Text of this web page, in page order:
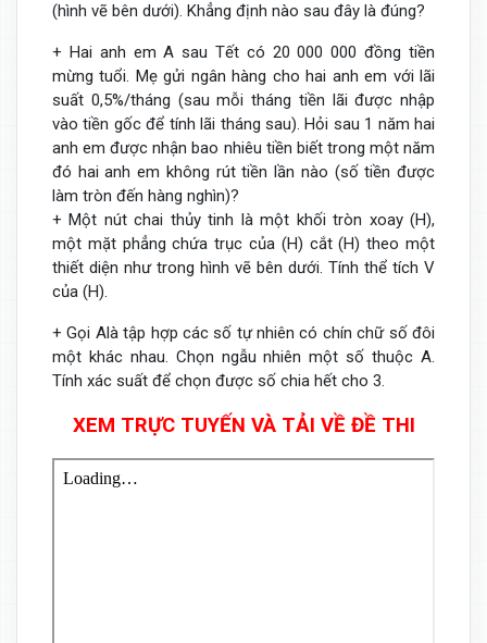
(hình vẽ bên dưới). Khẳng định nào sau đây là đúng?
+ Hai anh em A sau Tết có 20 000 000 đồng tiền
mừng tuổi. Mẹ gửi ngân hàng cho hai anh em với lãi
suất 0,5%/tháng (sau mỗi tháng tiền lãi được nhập
vào tiền gốc để tính lãi tháng sau). Hỏi sau 1 năm hai
anh em được nhận bao nhiêu tiền biết trong một năm
đó hai anh em không rút tiền lần nào (số tiền được
làm tròn đến hàng nghìn)?
+ Một nút chai thủy tinh là một khối tròn xoay (H),
một mặt phẳng chứa trục của (H) cắt (H) theo một
thiết diện như trong hình vẽ bên dưới. Tính thể tích V
của (H).
+ Gọi Alà tập hợp các số tự nhiên có chín chữ số đôi
một khác nhau. Chọn ngẫu nhiên một số thuộc A.
Tính xác suất để chọn được số chia hết cho 3.
XEM TRỰC TUYẾN VÀ TẢI VỀ ĐỀ THI